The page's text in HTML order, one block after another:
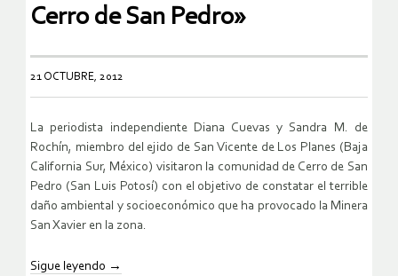
Cerro de San Pedro»
21 OCTUBRE, 2012
La periodista independiente Diana Cuevas y Sandra M. de
Rochín, miembro del ejido de San Vicente de Los Planes (Baja
California Sur, México) visitaron la comunidad de Cerro de San
Pedro (San Luis Potosí) con el objetivo de constatar el terrible
daño ambiental y socioeconómico que ha provocado la Minera
San Xavier en la zona.
Sigue leyendo →